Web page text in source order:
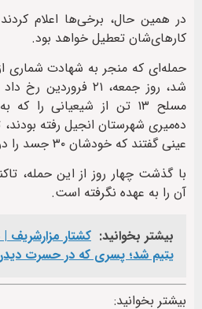
در همین حال، برخی‌ها اعلام
کارهای‌شان تعطیل خواهد بود.
حمله‌ای که منجر به شهادت شماری
شد، روز جمعه، ۲۱
مسلح ۱۳ تن از شیعیانی را
ده‌میری شهرستان انجیل رفته بودند،
عینی گفتند که خودشان ۳۰ جسد را در شفاخانه شمرده‌اند.
با گذشت چهار روز از این حمله،
آن را به عهده نگرفته است.
بیشتر بخوانید: کشتار مزارشریف
یتیم شد؛ پسری که در حسرت
بیشتر بخوانید: